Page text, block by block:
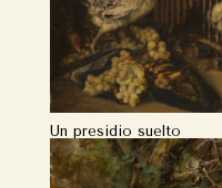
Un presidio suelto